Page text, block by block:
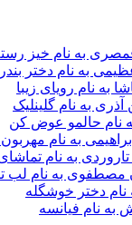
حمیدی1
1
به نام خیز
به نام دختر
به نام رویای زیبا
آذری به نام گلینلیک
به نام حالمو عوض کن
به نام
تاروردی به نام
مصطفوی به نام لب
نام دختر خوشگله
به نام فیانسه